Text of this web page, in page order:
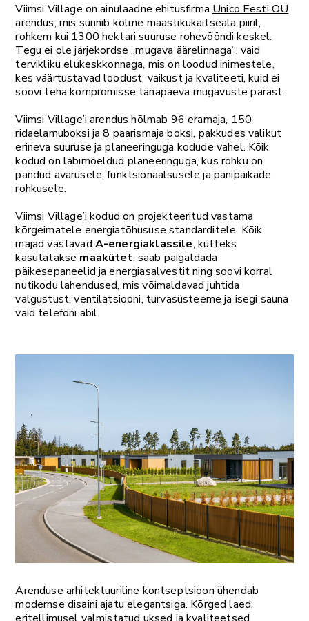
Viimsi Village on ainulaadne ehitusfirma Unico Eesti OÜ
arendus, mis sünnib kolme maastikukaitseala piiril,
rohkem kui 1300 hektari suuruse rohevööndi keskel.
Tegu ei ole järjekordse „mugava äärelinnaga“, vaid
tervikliku elukeskkonnaga, mis on loodud inimestele,
kes väärtustavad loodust, vaikust ja kvaliteeti, kuid ei
soovi teha kompromisse tänapäeva mugavuste pärast.
Viimsi Village’i arendus hõlmab 96 eramaja, 150
ridaelamuboksi ja 8 paarismaja boksi, pakkudes valikut
erineva suuruse ja planeeringuga kodude vahel. Kõik
kodud on läbimõeldud planeeringuga, kus rõhku on
pandud avarusele, funktsionaalsusele ja panipaikade
rohkusele.
Viimsi Village’i kodud on projekteeritud vastama
kõrgeimatele energiatõhususe standarditele. Kõik
majad vastavad A-energiaklassile, kütteks
kasutatakse maakütet, saab paigaldada
päikesepaneelid ja energiasalvestit ning soovi korral
nutikodu lahendused, mis võimaldavad juhtida
valgustust, ventilatsiooni, turvasüsteeme ja isegi sauna
vaid telefoni abil.
Arenduse arhitektuuriline kontseptsioon ühendab
modernse disaini ajatu elegantsiga. Kõrged laed,